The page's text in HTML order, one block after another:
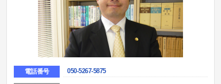
電話番号 050-5267-5875